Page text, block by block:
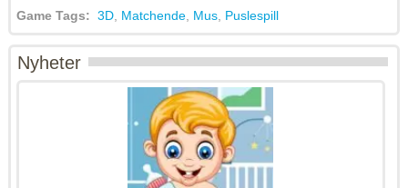
Game Tags: 3D, Matchende, Mus, Puslespill
Nyheter